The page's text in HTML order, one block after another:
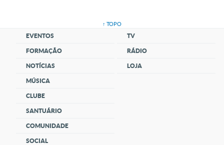
↑ TOPO
EVENTOS
FORMAÇÃO
NOTÍCIAS
MÚSICA
CLUBE
SANTUÁRIO
COMUNIDADE
SOCIAL
TV
RÁDIO
LOJA